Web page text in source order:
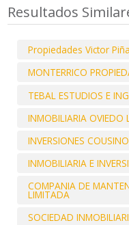
Resultados
Propiedades Victor Piña
MONTERRICO
TEBAL ESTUDIOS E
INMOBILIARIA OVIEDO
INVERSIONES
INMOBILIARIA E
COMPANIA DE
LIMITADA
SOCIEDAD